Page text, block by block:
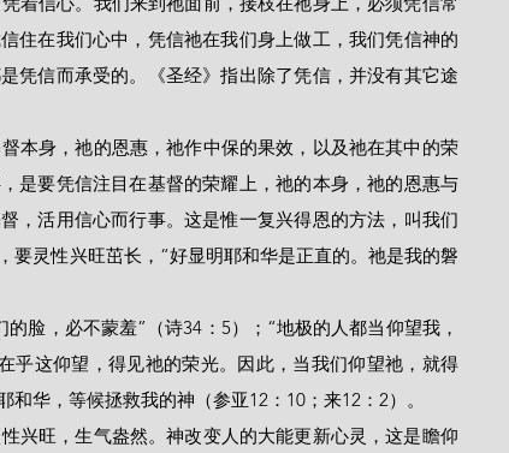
住在我们心中，凭信祂在我们身上做工，我们凭信神的
凭信而承受的。《圣经》指出除了凭信，并没有其它途
是要凭信注目在基督的荣耀上，祂的本身，祂的恩惠与
，活用信心而行事。这是惟一复兴得恩的方法，叫我们
要灵性兴旺茁长，“好显明耶和华是正直的。祂是我的磐
乎这仰望，得见祂的荣光。因此，当我们仰望祂，就得
华，等候拯救我的神（参亚12：10；来12：2）。